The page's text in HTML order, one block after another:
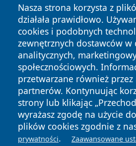
8 sierpnia 2026
Apteki Lisia
- adresy,
8 sierpnia 2026
Apteki Lubcza,
powiat tarnowski
godziny otwarcia
8 sierpnia 2026
Apteki
powiat tarnowski
godziny otwarcia
Nasza strona korzysta z
działała prawidłowo.
cookies i podobnych
zewnętrznych dostawców w
analitycznych,
społecznościowych.
przetwarzane również przez
partnerów. Kontynuując
strony lub klikając
wyrażasz zgodę na użycie
plików cookies zgodnie z
prywatności. Zaawansowane